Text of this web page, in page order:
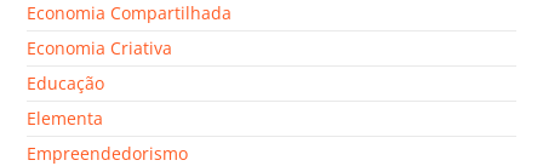
Economia Compartilhada
Economia Criativa
Educação
Elementa
Empreendedorismo